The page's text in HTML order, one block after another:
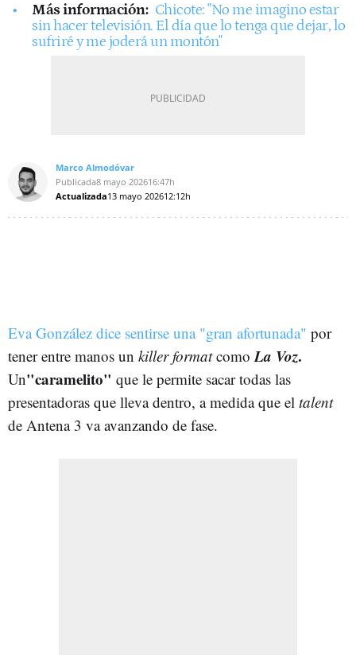
Más información: Chicote: "No me imagino estar
sin hacer televisión. El día que lo tenga que dejar, lo
sufriré y me joderá un montón"
Marco Almodóvar
Publicada8 mayo 202616:47h
Actualizada13 mayo 202612:12h
Eva González dice sentirse una "gran afortunada" por
tener entre manos un killer formatcomo La Voz.
Un"caramelito" que le permite sacar todas las
presentadoras que lleva dentro, a medida que el talent
de Antena 3 va avanzando de fase.